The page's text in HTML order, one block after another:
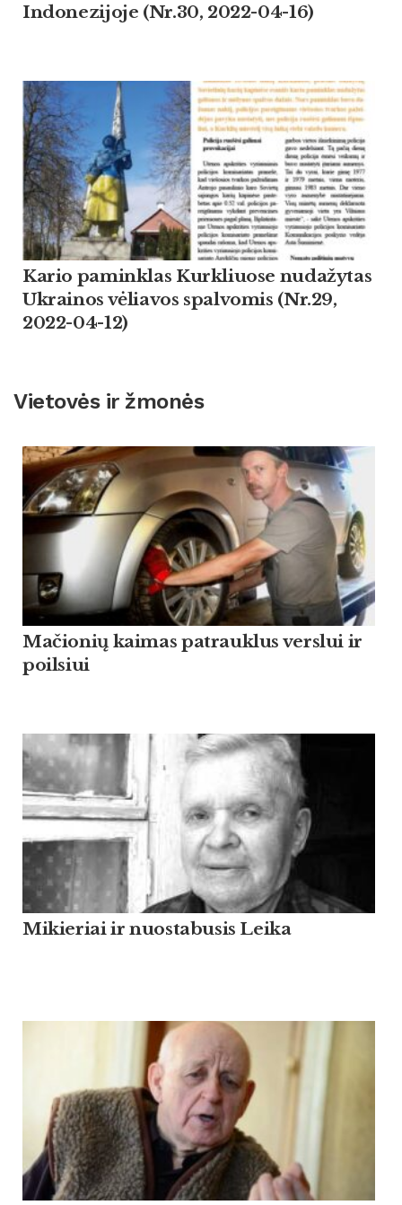
Indonezijoje (Nr.30, 2022-04-16)
Kario paminklas Kurkliuose nudažytas
Ukrainos vėliavos spalvomis (Nr.29,
2022-04-12)
Vietovės ir žmonės
Mačionių kaimas patrauklus verslui ir
poilsiui
Mikieriai ir nuostabusis Leika